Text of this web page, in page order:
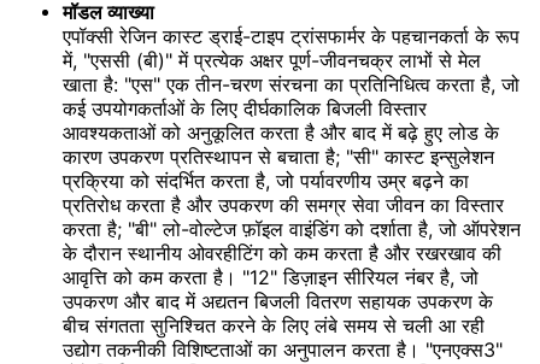
मॉडल व्याख्या
एपॉक्सी रेजिन कास्ट ड्राई-टाइप ट्रांसफार्मर के पहचानकर्ता के रूप
में, "एससी (बी)" में प्रत्येक अक्षर पूर्ण-जीवनचक्र लाभों से मेल
खाता है: "एस" एक तीन-चरण संरचना का प्रतिनिधित्व करता है, जो
कई उपयोगकर्ताओं के लिए दीर्घकालिक बिजली विस्तार
आवश्यकताओं को अनुकूलित करता है और बाद में बढ़े हुए लोड के
कारण उपकरण प्रतिस्थापन से बचाता है; "सी" कास्ट इन्सुलेशन
प्रक्रिया को संदर्भित करता है, जो पर्यावरणीय उम्र बढ़ने का
प्रतिरोध करता है और उपकरण की समग्र सेवा जीवन का विस्तार
करता है; "बी" लो-वोल्टेज फ़ॉइल वाइंडिंग को दर्शाता है, जो ऑपरेशन
के दौरान स्थानीय ओवरहीटिंग को कम करता है और रखरखाव की
आवृत्ति को कम करता है। "12" डिज़ाइन सीरियल नंबर है, जो
उपकरण और बाद में अद्यतन बिजली वितरण सहायक उपकरण के
बीच संगतता सुनिश्चित करने के लिए लंबे समय से चली आ रही
उद्योग तकनीकी विशिष्टताओं का अनुपालन करता है। "एनएक्स3"